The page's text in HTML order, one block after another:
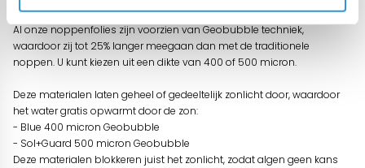
Al onze noppenfolies zijn voorzien van Geobubble techniek,
waardoor zij tot 25% langer meegaan dan met de traditionele
noppen. U kunt kiezen uit een dikte van 400 of 500 micron.
Deze materialen laten geheel of gedeeltelijk zonlicht door, waardoor
het water gratis opwarmt door de zon:
- Blue 400 micron Geobubble
- Sol+Guard 500 micron Geobubble
Deze materialen blokkeren juist het zonlicht, zodat algen geen kans